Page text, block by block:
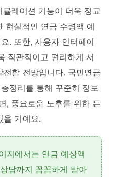
레이션 기능이 더욱 정교
현실적인 연금 수령액 예
. 또한, 사용자 인터페이
직관적이고 편리하게 서
전할 전망입니다. 국민연금
정리를 통해 꾸준히 정보
, 풍요로운 노후를 위한 든
을 거예요.
지에서는 연금 예상액
담까지 꼼꼼하게 받아